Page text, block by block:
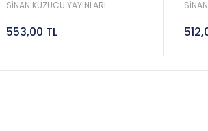
SİNAN KUZUCU YAYINLARI
553,00 TL